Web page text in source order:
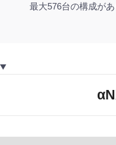
最大576台の構成があ